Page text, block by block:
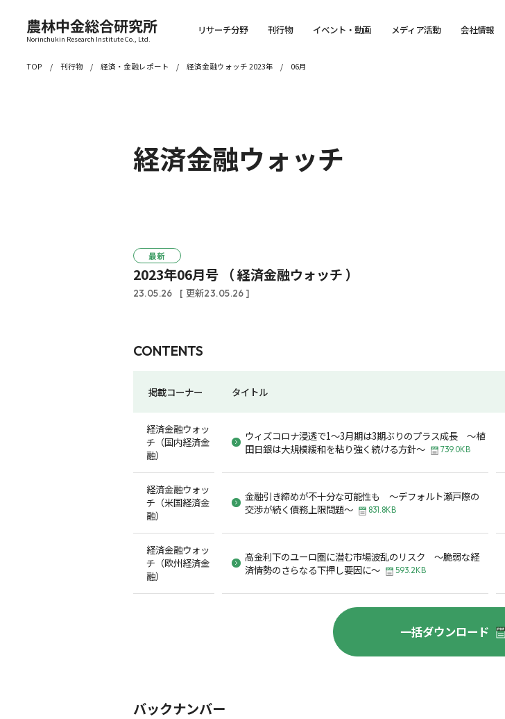
農林中金総合研究所
Norinchukin Research Institute Co., Ltd.
リサーチ分野 刊行物 イベント・動画 メディア活動 会社情報
TOP 刊行物 経済・金融レポート 経済金融ウォッチ 2023年 06月
経済金融ウォッチ
最新
2023年06月号 （ 経済金融ウォッチ ）
23.05.26 [ 更新23.05.26 ]
CONTENTS
掲載コーナー タイトル
経済金融ウォッ
チ（国内経済金
融）
ウィズコロナ浸透で1～3月期は3期ぶりのプラス成長 ～植
田日銀は大規模緩和を粘り強く続ける方針～
739.0KB
経済金融ウォッ
チ（米国経済金
融）
金融引き締めが不十分な可能性も ～デフォルト瀬戸際の
交渉が続く債務上限問題～
831.8KB
経済金融ウォッ
チ（欧州経済金
融）
高金利下のユーロ圏に潜む市場波乱のリスク ～脆弱な経
済情勢のさらなる下押し要因に～
593.2KB
一括ダウンロード
バックナンバー